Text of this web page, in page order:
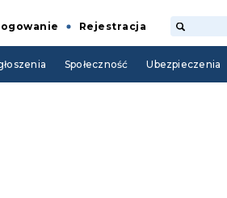
Rejestracja
Społeczność Ubezpieczenia